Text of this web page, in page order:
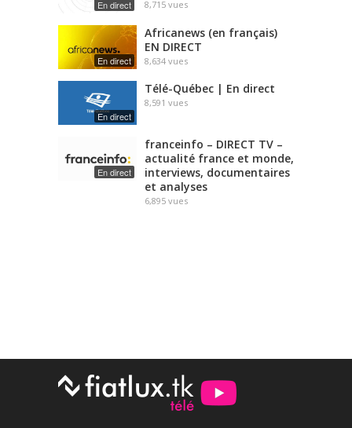
En direct 8,715 vues
En direct
Africanews (en français)
EN DIRECT
8,634 vues
En direct
Télé-Québec | En direct
8,591 vues
En direct
franceinfo – DIRECT TV –
actualité france et monde,
interviews, documentaires
et analyses
6,895 vues